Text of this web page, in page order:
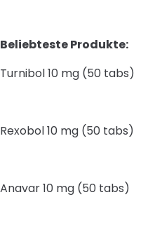
Beliebteste Produkte:
Turnibol 10 mg (50 tabs)
Rexobol 10 mg (50 tabs)
Anavar 10 mg (50 tabs)